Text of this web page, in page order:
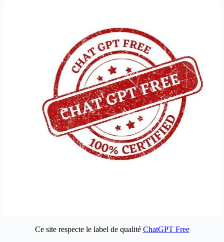
Ce site respecte le label de qualité ChatGPT Free